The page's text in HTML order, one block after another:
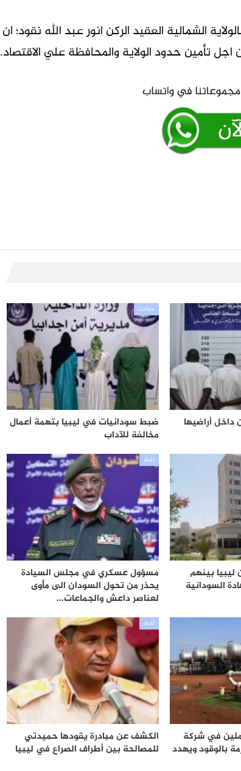
الشمالية العقيد الركن انور عبد الله نقود؛ ان
اجل تأمين حدود الولاية والمحافظة علي الاقتصاد.
داخل أراضيها
حوادث
ضبط سودانيات في ليبيا بتهمة أعمال
مخالفة للآداب
من ليبيا بينهم
السودانية
أخبار
مسؤول عسكري في مجلس السيادة
يحذر من تحول السودان الى مأوى
لعناصر داعش والجماعات…
في شركة
بالوقود ويهدد
أخبار
الكشف عن مبادرة يقودها حميدتي
للمصالحة بين أطراف الصراع في ليبيا